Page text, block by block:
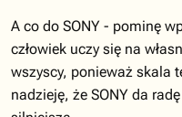
A co do SONY - pominę
człowiek uczy się na
wszyscy, ponieważ skala
nadzieję, że SONY da